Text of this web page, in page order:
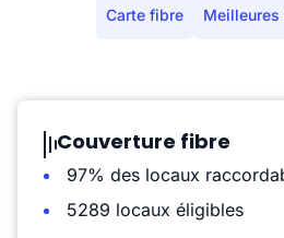
Carte fibre Meilleures
Couverture fibre
97% des locaux
5289 locaux éligibles